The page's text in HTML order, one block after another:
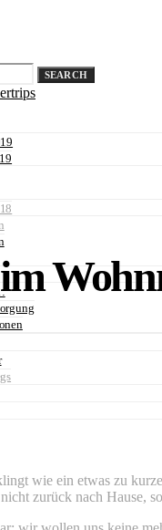
SEARCH
wie ein etwas zu
zurück nach Hause,